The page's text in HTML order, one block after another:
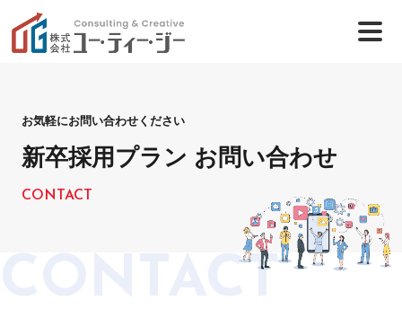
お気軽にお問い合わせください
新卒採用プラン お問い合わせ
CONTACT
CONTACT